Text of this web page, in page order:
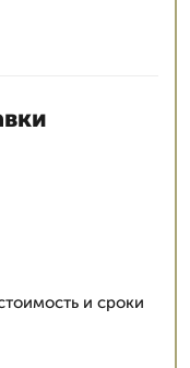
и сроки